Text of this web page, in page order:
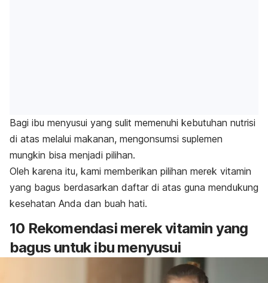
Bagi ibu menyusui yang sulit memenuhi kebutuhan nutrisi
di atas melalui makanan, mengonsumsi suplemen
mungkin bisa menjadi pilihan.
Oleh karena itu, kami memberikan pilihan merek vitamin
yang bagus berdasarkan daftar di atas guna mendukung
kesehatan Anda dan buah hati.
10 Rekomendasi merek vitamin yang
bagus untuk ibu menyusui